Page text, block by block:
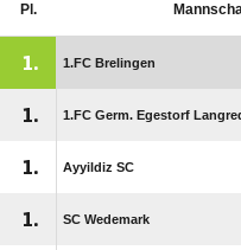
Pl.
1. 1.FC Brelingen
1. 1.FC Germ. Egestorf
1. Ayyildiz SC
1. SC Wedemark